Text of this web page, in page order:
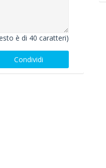
è di 40 caratteri)
Condividi